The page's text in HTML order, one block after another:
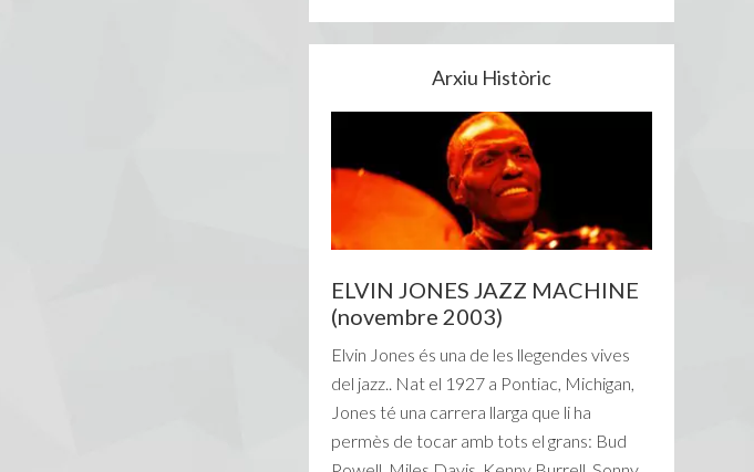
Arxiu Històric
ELVIN JONES JAZZ MACHINE
(novembre 2003)
Elvin Jones és una de les llegendes vives
del jazz.. Nat el 1927 a Pontiac, Michigan,
Jones té una carrera llarga que li ha
permès de tocar amb tots el grans: Bud